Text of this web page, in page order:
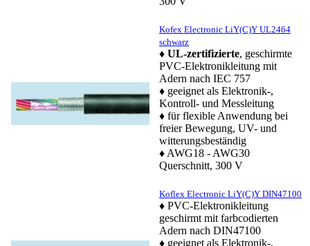
Kofex Electronic LiY(C)Y UL2464
schwarz
♦ UL-zertifizierte, geschirmte
PVC-Elektronikleitung mit
Adern nach IEC 757
♦ geeignet als Elektronik-,
Kontroll- und Messleitung
♦ für flexible Anwendung bei
freier Bewegung, UV- und
witterungsbeständig
♦ AWG18 - AWG30
Querschnitt, 300 V
Koflex Electronic LiY(C)Y DIN47100
♦ PVC-Elektronikleitung
geschirmt mit farbcodierten
Adern nach DIN47100
♦ geeignet als Elektronik-,